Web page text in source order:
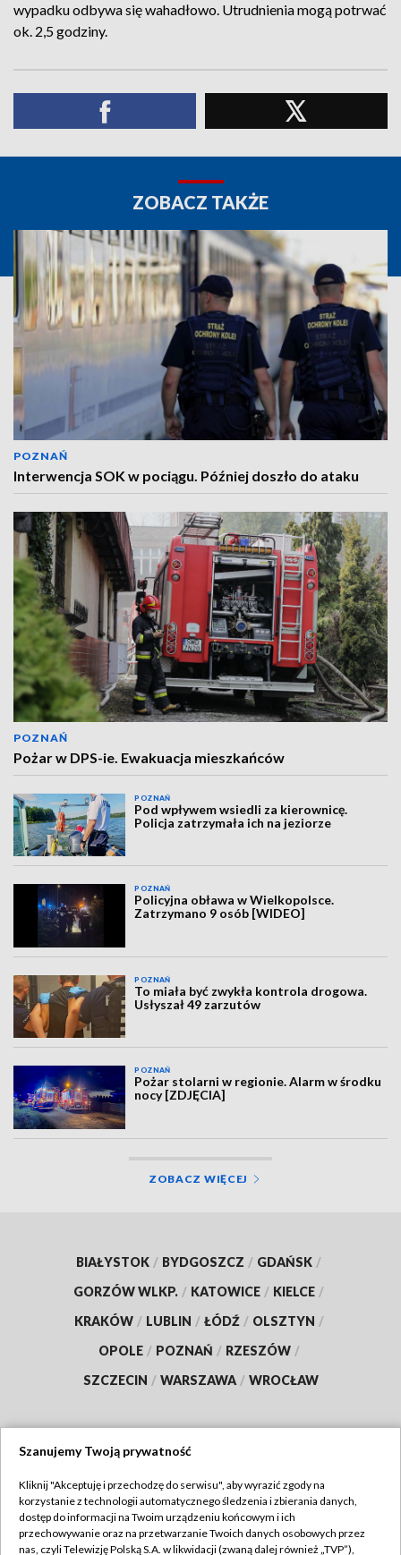
wypadku odbywa się wahadłowo. Utrudnienia mogą potrwać
ok. 2,5 godziny.
ZOBACZ TAKŻE
POZNAŃ
Interwencja SOK w pociągu. Później doszło do ataku
POZNAŃ
Pożar w DPS-ie. Ewakuacja mieszkańców
POZNAŃ
Pod wpływem wsiedli za kierownicę.
Policja zatrzymała ich na jeziorze
POZNAŃ
Policyjna obława w Wielkopolsce.
Zatrzymano 9 osób [WIDEO]
POZNAŃ
To miała być zwykła kontrola drogowa.
Usłyszał 49 zarzutów
POZNAŃ
Pożar stolarni w regionie. Alarm w środku
nocy [ZDJĘCIA]
ZOBACZ WIĘCEJ
BIAŁYSTOK / BYDGOSZCZ / GDAŃSK /
GORZÓW WLKP. / KATOWICE / KIELCE /
KRAKÓW / LUBLIN / ŁÓDŹ / OLSZTYN /
OPOLE / POZNAŃ / RZESZÓW /
SZCZECIN / WARSZAWA / WROCŁAW
TVP
Abonament TVP
Regulamin TVP
Szanujemy Twoją prywatność
Kliknij "Akceptuję i przechodzę do serwisu", aby wyrazić zgody na
korzystanie z technologii automatycznego śledzenia i zbierania danych,
dostęp do informacji na Twoim urządzeniu końcowym i ich
przechowywanie oraz na przetwarzanie Twoich danych osobowych przez
nas, czyli Telewizję Polską S.A. w likwidacji (zwaną dalej również „TVP”),